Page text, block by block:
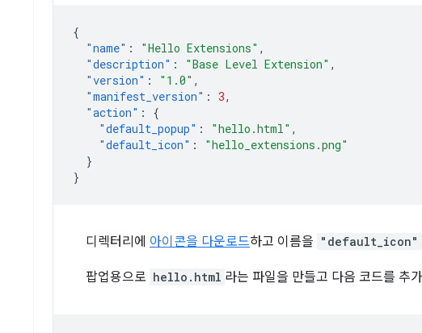
{
"name" : "Hello Extensions" ,
"description" : "Base Level Extension" ,
"version" : "1.0" ,
"manifest_version" : 3,
"action" :
{
"default_popup" : "hello.html" ,
"default_icon" :
"hello_extensions.png"
}
}
디렉터리에 아이콘을 다운로드하고 이름을 "default_icon"
팝업용으로 hello.html 라는 파일을 만들고 다음 코드를 추